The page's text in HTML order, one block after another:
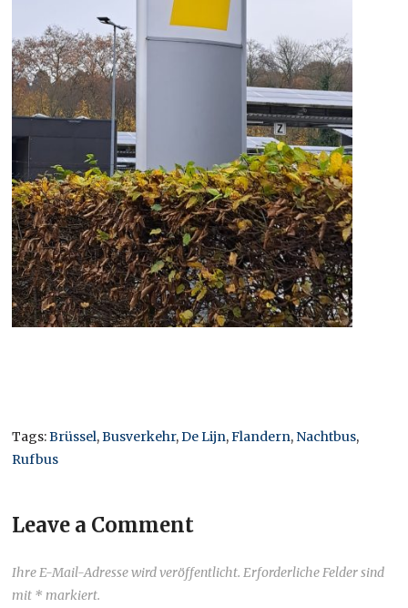
Tags:Brüssel,Busverkehr,De Lijn,Flandern, Nachtbus,
Rufbus
Leave a Comment
Ihre E-Mail-Adresse wird veröffentlicht. Erforderliche Felder sind
mit * markiert.